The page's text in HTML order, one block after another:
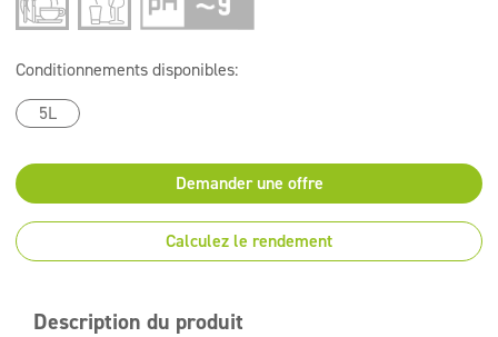
Conditionnements disponibles:
5L
Demander une offre
Calculez le rendement
Description du produit